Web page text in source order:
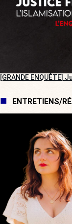
[GRANDE
ENTRETIENS/